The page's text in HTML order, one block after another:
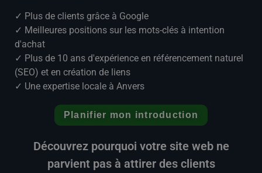
✓ Plus de clients grâce à Google
✓ Meilleures positions sur les mots-clés à intention
d'achat
✓ Plus de 10 ans d'expérience en référencement naturel
(SEO) et en création de liens
✓ Une expertise locale à Anvers
Planifier mon introduction
Découvrez pourquoi votre site web ne
parvient pas à attirer des clients